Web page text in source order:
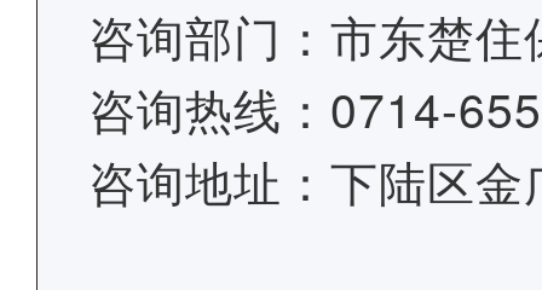
咨询部门：市东楚住
咨询热线：0714-
咨询地址：下陆区